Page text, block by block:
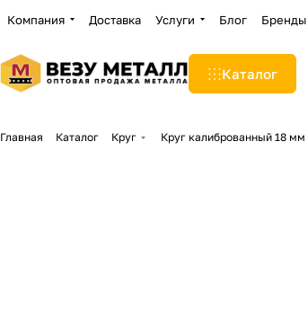
Компания Доставка Услуги Блог Бренды
Каталог
Главная Каталог Круг Круг калиброванный 18 мм